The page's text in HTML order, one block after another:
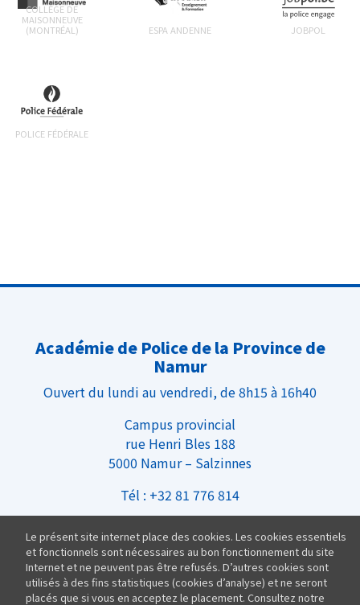
COLLÈGE DE
MAISONNEUVE
(MONTRÉAL)
ESPA ANDENNE JOBPOL
POLICE FÉDÉRALE
Académie de Police de la Province de
Namur
Ouvert du lundi au vendredi, de 8h15 à 16h40
Campus provincial
rue Henri Bles 188
5000 Namur – Salzinnes
Tél : +32 81 776 814
Nous rejoindre
Équipe
Le présent site internet place des cookies. Les cookies essentiels
et fonctionnels sont nécessaires au bon fonctionnement du site
Internet et ne peuvent pas être refusés. D’autres cookies sont
utilisés à des fins statistiques (cookies d’analyse) et ne seront
placés que si vous en acceptez le placement. Consultez notre